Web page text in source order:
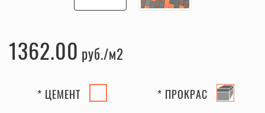
1362.00 руб.
* ЦЕМЕНТ * ПРОКРАС